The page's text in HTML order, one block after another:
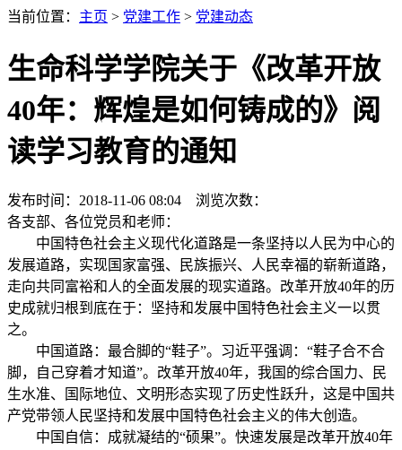
当前位置： 主页 > 党建工作 > 党建动态
生命科学学院关于《改革开放
40年：辉煌是如何铸成的》阅
读学习教育的通知
发布时间：2018-11-06 08:04 浏览次数：
各支部、各位党员和老师：
中国特色社会主义现代化道路是一条坚持以人民为中心的
发展道路，实现国家富强、民族振兴、人民幸福的崭新道路，
走向共同富裕和人的全面发展的现实道路。改革开放40年的历
史成就归根到底在于：坚持和发展中国特色社会主义一以贯
之。
中国道路：最合脚的“鞋子”。习近平强调：“鞋子合不合
脚，自己穿着才知道”。改革开放40年，我国的综合国力、民
生水准、国际地位、文明形态实现了历史性跃升，这是中国共
产党带领人民坚持和发展中国特色社会主义的伟大创造。
中国自信：成就凝结的“硕果”。快速发展是改革开放40年